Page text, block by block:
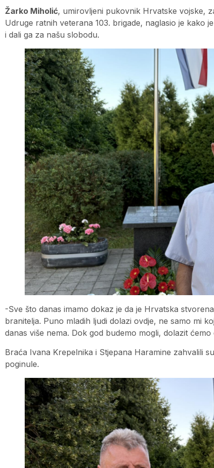
Žarko Miholić, umirovljeni pukovnik Hrvatske vojske,
Udruge ratnih veterana 103. brigade, naglasio je kako
i dali ga za našu slobodu.
-Sve što danas imamo dokaz je da je Hrvatska
branitelja. Puno mladih ljudi dolazi ovdje, ne samo mi
danas više nema. Dok god budemo mogli, dolazit
Braća Ivana Krepelnika i Stjepana Haramine zahvalili
poginule.